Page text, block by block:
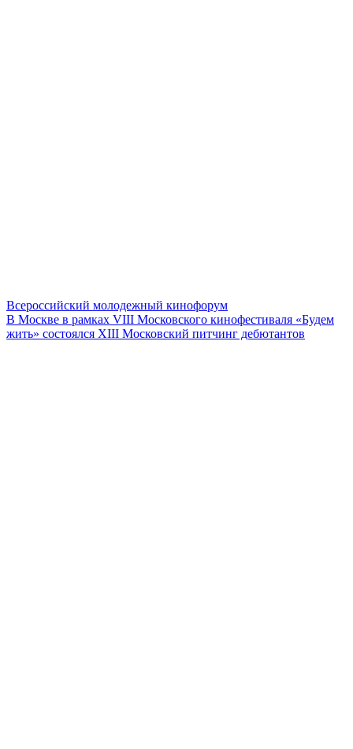
Всероссийский молодежный кинофорум
В Москве в рамках VIII Московского кинофестиваля «Будем
жить» состоялся ХIII Московский питчинг дебютантов